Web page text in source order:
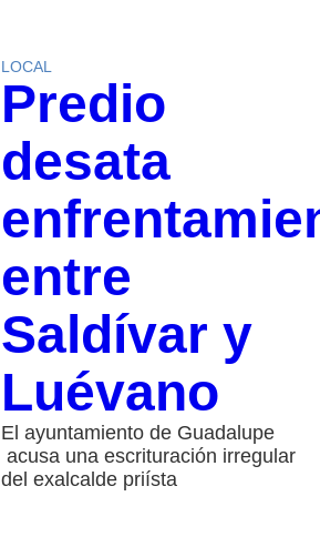
LOCAL
Predio
desata
entre
Saldívar y
Luévano
El ayuntamiento de Guadalupe
acusa una escrituración irregular
del exalcalde priísta